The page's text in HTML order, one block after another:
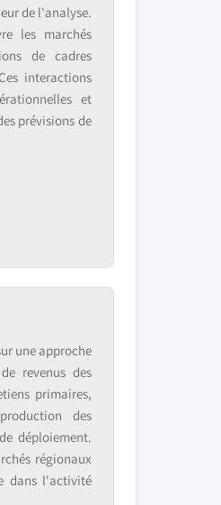
de l'analyse.
les marchés
de cadres
interactions
et
prévisions de
une approche
revenus des
primaires,
des
déploiement.
régionaux
dans l'activité